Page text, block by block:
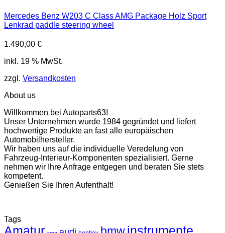
Mercedes Benz W203 C Class AMG Package Holz Sport
Lenkrad paddle steering wheel
1.490,00 €
inkl. 19 % MwSt.
zzgl. Versandkosten
About us
Willkommen bei Autoparts63!
Unser Unternehmen wurde 1984 gegründet und liefert
hochwertige Produkte an fast alle europäischen
Automobilhersteller.
Wir haben uns auf die individuelle Veredelung von
Fahrzeug-Interieur-Komponenten spezialisiert. Gerne
nehmen wir Ihre Anfrage entgegen und beraten Sie stets
kompetent.
Genießen Sie Ihren Aufenthalt!
Tags